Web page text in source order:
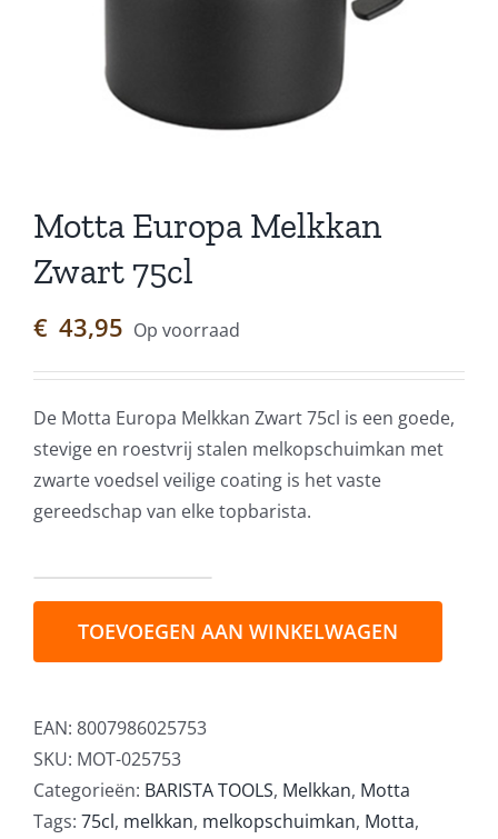
Motta Europa Melkkan
Zwart 75cl
€ 43,95 Op voorraad
De Motta Europa Melkkan Zwart 75cl is een goede,
stevige en roestvrij stalen melkopschuimkan met
zwarte voedsel veilige coating is het vaste
gereedschap van elke topbarista.
Europa
75cl
aantal
TOEVOEGEN AAN WINKELWAGEN
EAN: 8007986025753
SKU: MOT-025753
Categorieën: BARISTA TOOLS, Melkkan, Motta
Tags: 75cl, melkkan, melkopschuimkan, Motta,